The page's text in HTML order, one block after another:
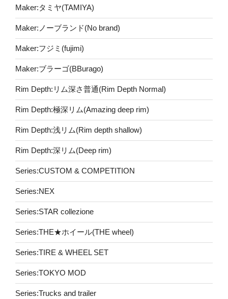
Maker:タミヤ(TAMIYA)
Maker:ノーブランド(No brand)
Maker:フジミ(fujimi)
Maker:ブラーゴ(BBurago)
Rim Depth:リム深さ普通(Rim Depth Normal)
Rim Depth:極深リム(Amazing deep rim)
Rim Depth:浅リム(Rim depth shallow)
Rim Depth:深リム(Deep rim)
Series:CUSTOM & COMPETITION
Series:NEX
Series:STAR collezione
Series:THE★ホイール(THE wheel)
Series:TIRE & WHEEL SET
Series:TOKYO MOD
Series:Trucks and trailer